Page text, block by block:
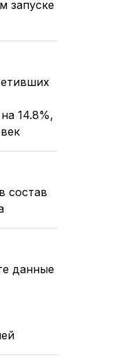
запуске
14.8%,
состав
данные